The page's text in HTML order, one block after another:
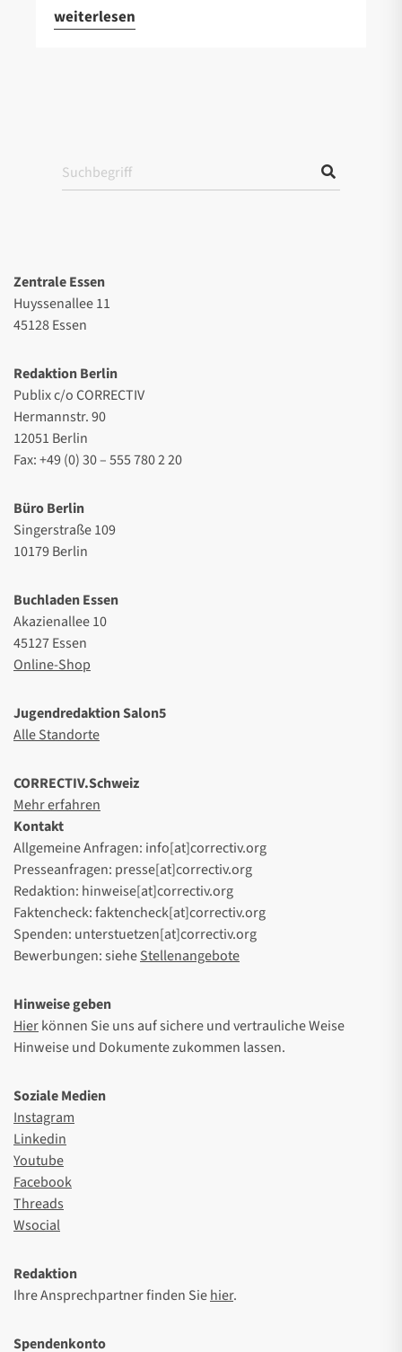
weiterlesen
Zentrale Essen
Huyssenallee 11
45128 Essen
Redaktion Berlin
Publix c/o CORRECTIV
Hermannstr. 90
12051 Berlin
Fax: +49 (0) 30 – 555 780 2 20
Büro Berlin
Singerstraße 109
10179 Berlin
Buchladen Essen
Akazienallee 10
45127 Essen
Online-Shop
Jugendredaktion Salon5
Alle Standorte
CORRECTIV.Schweiz
Mehr erfahren
Kontakt
Allgemeine Anfragen: info[at]correctiv.org
Presseanfragen: presse[at]correctiv.org
Redaktion: hinweise[at]correctiv.org
Faktencheck: faktencheck[at]correctiv.org
Spenden: unterstuetzen[at]correctiv.org
Bewerbungen: sieheStellenangebote
Hinweise geben
Hierkönnen Sie uns auf sichere und vertrauliche Weise
Hinweise und Dokumente zukommen lassen.
Soziale Medien
Instagram
Linkedin
Youtube
Facebook
Threads
Wsocial
Redaktion
Ihre Ansprechpartner finden Siehier.
Spendenkonto